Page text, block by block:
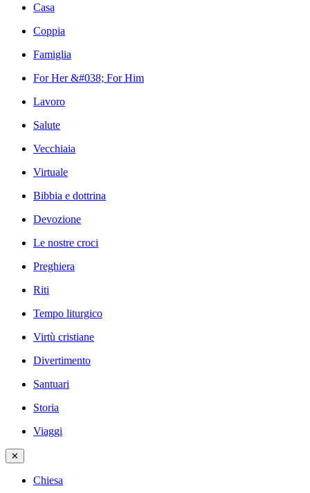
Casa
Coppia
Famiglia
For Her &#038; For Him
Lavoro
Salute
Vecchiaia
Virtuale
Bibbia e dottrina
Devozione
Le nostre croci
Preghiera
Riti
Tempo liturgico
Virtù cristiane
Divertimento
Santuari
Storia
Viaggi
✕
Chiesa